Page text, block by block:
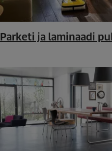
Parketi ja laminaadi